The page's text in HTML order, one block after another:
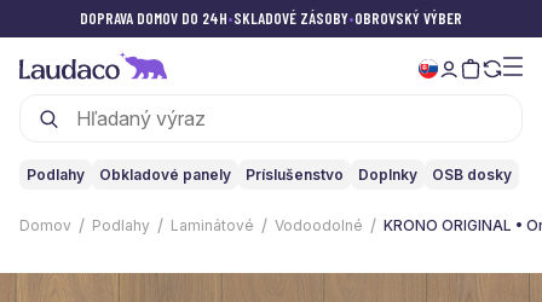
DOPRAVA DOMOV DO 24H•SKLADOVÉ ZÁSOBY•OBROVSKÝ VÝBER
Podlahy Obkladové panely Príslušenstvo Doplnky OSB dosky
Domov Podlahy Laminátové Vodoodolné KRONO ORIGINAL •